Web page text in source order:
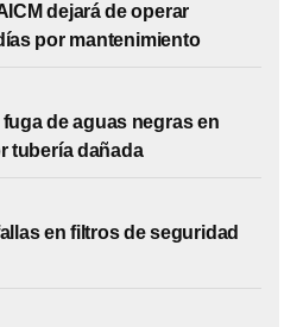
dejará de operar
por mantenimiento
de aguas negras en
tubería dañada
en filtros de seguridad